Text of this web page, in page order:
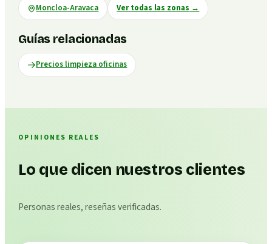
Moncloa-Aravaca Ver todas las zonas →
Guías relacionadas
Precios limpieza oficinas
OPINIONES REALES
Lo que dicen nuestros clientes
Personas reales, reseñas verificadas.